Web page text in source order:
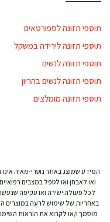
תוספי תזונה לספורטאים
תוספי תזונה לירידה במשקל
תוספי תזונה לנשים
תוספי תזונה לנשים בהריון
תוספי תזונה מומלצים
המידע שמוצג באתר נוטרי-מאיה אינו
ואו לאבחן ואו לטפל במצבים
לכל פעולה ישירה ואו עקיפה
באחריות של שימוש לרעה במוצרים
מוסמך ו/או לקרוא את הוראות